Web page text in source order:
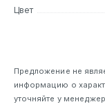
Цвет
Предложение не
информацию о
уточняйте у